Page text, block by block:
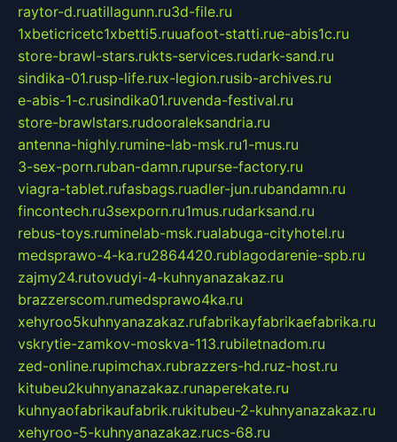
raytor-d.ruatillagunn.ru3d-file.ru
1xbeticricetc1xbetti5.ruuafoot-statti.rue-abis1c.ru
store-brawl-stars.rukts-services.rudark-sand.ru
sindika-01.rusp-life.rux-legion.rusib-archives.ru
e-abis-1-c.rusindika01.ruvenda-festival.ru
store-brawlstars.rudooraleksandria.ru
antenna-highly.rumine-lab-msk.ru1-mus.ru
3-sex-porn.ruban-damn.rupurse-factory.ru
viagra-tablet.rufasbags.ruadler-jun.rubandamn.ru
fincontech.ru3sexporn.ru1mus.rudarksand.ru
rebus-toys.ruminelab-msk.rualabuga-cityhotel.ru
medsprawo-4-ka.ru2864420.rublagodarenie-spb.ru
zajmy24.rutovudyi-4-kuhnyanazakaz.ru
brazzerscom.rumedsprawo4ka.ru
xehyroo5kuhnyanazakaz.rufabrikayfabrikaefabrika.ru
vskrytie-zamkov-moskva-113.rubiletnadom.ru
zed-online.rupimchax.rubrazzers-hd.ruz-host.ru
kitubeu2kuhnyanazakaz.runaperekate.ru
kuhnyaofabrikaufabrik.rukitubeu-2-kuhnyanazakaz.ru
xehyroo-5-kuhnyanazakaz.rucs-68.ru